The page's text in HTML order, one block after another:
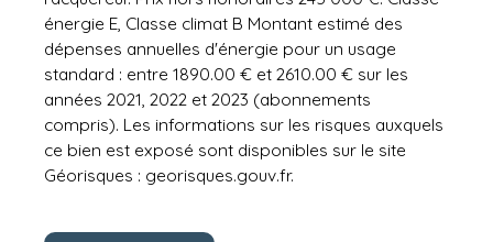
énergie E, Classe climat B Montant estimé des
dépenses annuelles d'énergie pour un usage
standard : entre 1890.00 € et 2610.00 € sur les
années 2021, 2022 et 2023 (abonnements
compris). Les informations sur les risques auxquels
ce bien est exposé sont disponibles sur le site
Géorisques : georisques.gouv.fr.